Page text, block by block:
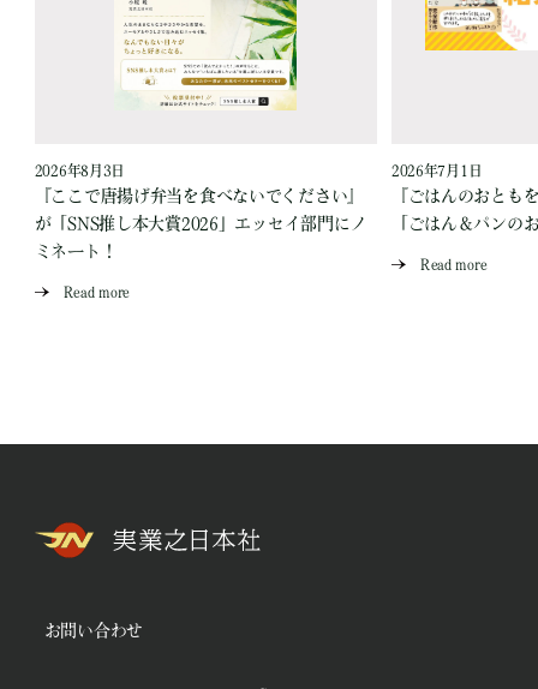
2026年8月3日
『ここで唐揚げ弁当を食べないでください』
が「SNS推し本大賞2026」エッセイ部門にノ
ミネート！
Read more
2026年7月1日
『ごはんのおとも
「ごはん＆パンの
Read more
お問い合わせ